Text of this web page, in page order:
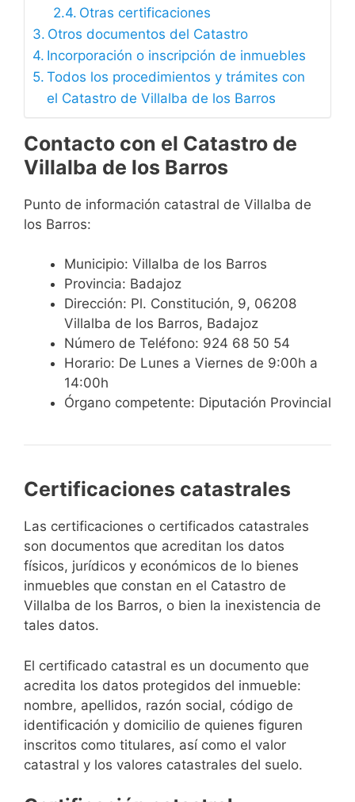
Otras certificaciones
Otros documentos del Catastro
Incorporación o inscripción de inmuebles
Todos los procedimientos y trámites con
el Catastro de Villalba de los Barros
Contacto con el Catastro de
Villalba de los Barros
Punto de información catastral de Villalba de
los Barros:
Municipio: Villalba de los Barros
Provincia: Badajoz
Dirección: Pl. Constitución, 9, 06208
Villalba de los Barros, Badajoz
Número de Teléfono: 924 68 50 54
Horario: De Lunes a Viernes de 9:00h a
14:00h
Órgano competente: Diputación Provincial
Certificaciones catastrales
Las certificaciones o certificados catastrales
son documentos que acreditan los datos
físicos, jurídicos y económicos de lo bienes
inmuebles que constan en el Catastro de
Villalba de los Barros, o bien la inexistencia de
tales datos.
El certificado catastral es un documento que
acredita los datos protegidos del inmueble:
nombre, apellidos, razón social, código de
identificación y domicilio de quienes figuren
inscritos como titulares, así como el valor
catastral y los valores catastrales del suelo.